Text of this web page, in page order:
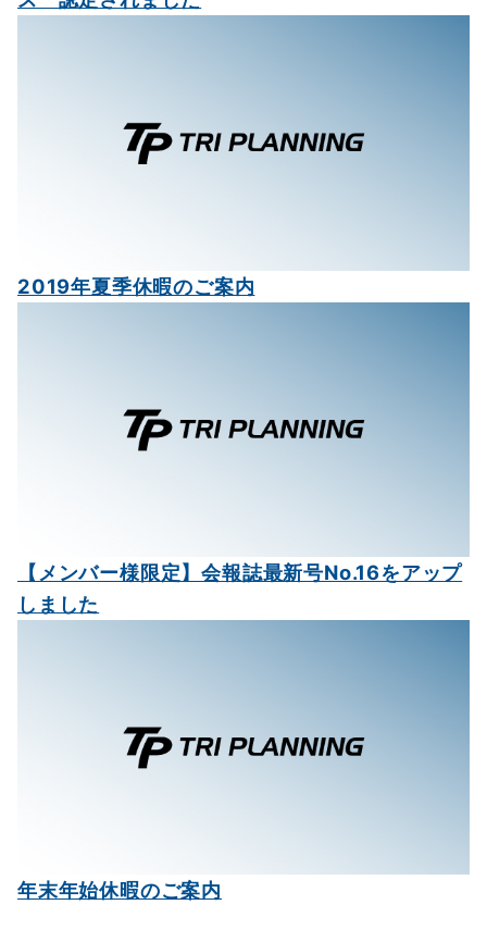
2019年夏季休暇のご案内
【メンバー様限定】会報誌最新号No.16をアップ
しました
年末年始休暇のご案内